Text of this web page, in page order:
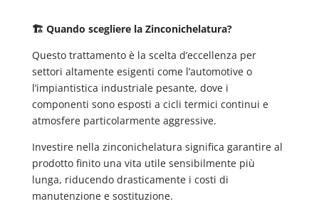
🏗️ Quando scegliere la Zinconichelatura?
Questo trattamento è la scelta d’eccellenza per
settori altamente esigenti come l’automotive o
l’impiantistica industriale pesante, dove i
componenti sono esposti a cicli termici continui e
atmosfere particolarmente aggressive.
Investire nella zinconichelatura significa garantire al
prodotto finito una vita utile sensibilmente più
lunga, riducendo drasticamente i costi di
manutenzione e sostituzione.